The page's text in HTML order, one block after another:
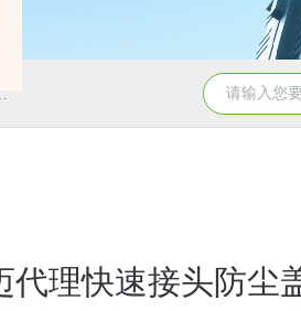
5347信德迈代理Parker
代理快速接头防尘